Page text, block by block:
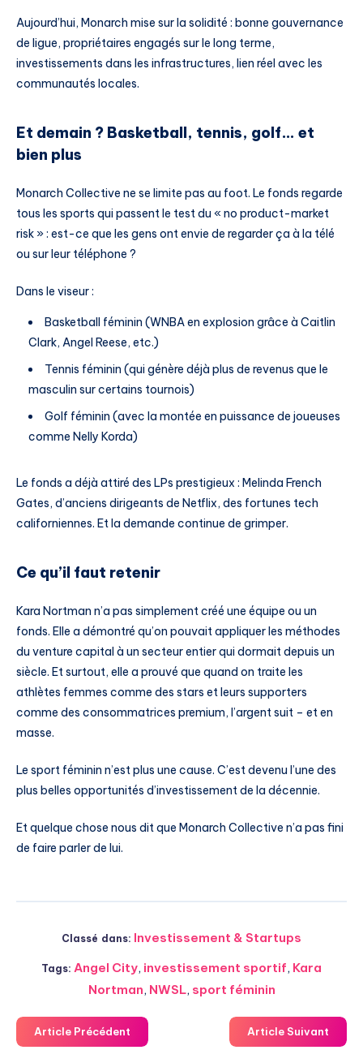
Aujourd’hui, Monarch mise sur la solidité : bonne gouvernance
de ligue, propriétaires engagés sur le long terme,
investissements dans les infrastructures, lien réel avec les
communautés locales.
Et demain ? Basketball, tennis, golf… et
bien plus
Monarch Collective ne se limite pas au foot. Le fonds regarde
tous les sports qui passent le test du « no product-market
risk » : est-ce que les gens ont envie de regarder ça à la télé
ou sur leur téléphone ?
Dans le viseur :
Basketball féminin (WNBA en explosion grâce à Caitlin
Clark, Angel Reese, etc.)
Tennis féminin (qui génère déjà plus de revenus que le
masculin sur certains tournois)
Golf féminin (avec la montée en puissance de joueuses
comme Nelly Korda)
Le fonds a déjà attiré des LPs prestigieux : Melinda French
Gates, d’anciens dirigeants de Netflix, des fortunes tech
californiennes. Et la demande continue de grimper.
Ce qu’il faut retenir
Kara Nortman n’a pas simplement créé une équipe ou un
fonds. Elle a démontré qu’on pouvait appliquer les méthodes
du venture capital à un secteur entier qui dormait depuis un
siècle. Et surtout, elle a prouvé que quand on traite les
athlètes femmes comme des stars et leurs supporters
comme des consommatrices premium, l’argent suit – et en
masse.
Le sport féminin n’est plus une cause. C’est devenu l’une des
plus belles opportunités d’investissement de la décennie.
Et quelque chose nous dit que Monarch Collective n’a pas fini
de faire parler de lui.
Classé dans: Investissement & Startups
Tags: Angel City, investissement sportif, Kara
Nortman, NWSL, sport féminin
Article Précédent Article Suivant